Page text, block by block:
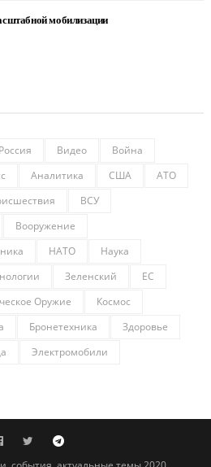
мобилизации
Россия Видео
Война
Аналитика США
АТО
ВСУ
Вооружение
НАТО
Наука
Зеленский
ЕС
Оружие
Космос
Бронетехника
Здоровье
Электромобили